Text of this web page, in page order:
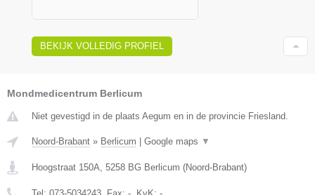
BEKIJK VOLLEDIG PROFIEL
Mondmedicentrum Berlicum
Niet gevestigd in de plaats Aegum en in de provincie Friesland.
Noord-Brabant » Berlicum Google maps ▼
Hoogstraat 150A, 5258 BG Berlicum (Noord-Brabant)